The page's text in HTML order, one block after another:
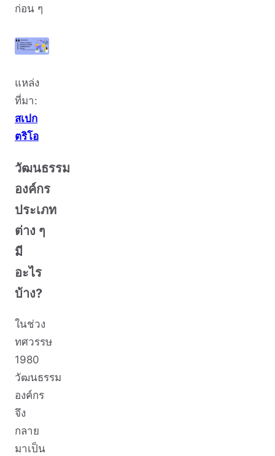
ก่อน ๆ
แหล่ง
ที่มา:
สเปก
ตริโอ
วัฒนธรรม
องค์กร
ประเภท
ต่าง ๆ
มี
อะไร
บ้าง?
ในช่วง
ทศวรรษ
1980
วัฒนธรรม
องค์กร
จึง
กลาย
มาเป็น